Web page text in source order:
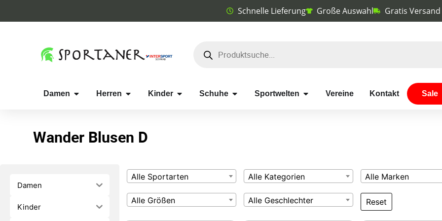
Schnelle Lieferung Große Auswahl Gratis
Damen Herren Kinder Schuhe Sportwelten Vereine Kontakt Sale
Wander Blusen D
Damen
Kinder
Alle Sportarten Alle Kategorien Alle Marken
Alle Größen Alle Geschlechter Reset